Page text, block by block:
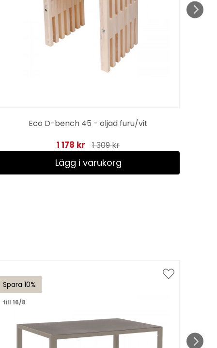
Eco D-bench 45 - oljad furu/vit
1 178 kr 1 309 kr
Lägg i varukorg
Spara 10%
till 16/8